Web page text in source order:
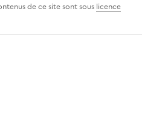
de ce site sont sous licence